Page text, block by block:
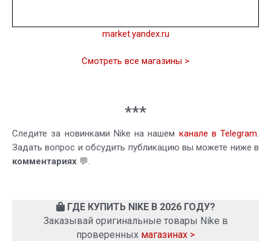
market.yandex.ru
Смотреть все магазины >
***
Следите за новинками Nike на нашем канале в Telegram.
Задать вопрос и обсудить публикацию вы можете ниже в
комментариях 💬.
ГДЕ КУПИТЬ NIKE В 2026 ГОДУ?
Заказывай оригинальные товары Nike в
проверенных магазинах >